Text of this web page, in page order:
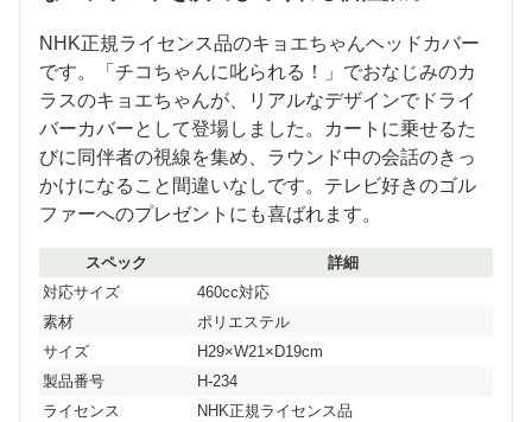
NHK正規ライセンス品のキョエちゃんヘッドカバー
です。「チコちゃんに叱られる！」でおなじみのカ
ラスのキョエちゃんが、リアルなデザインでドライ
バーカバーとして登場しました。カートに乗せるた
びに同伴者の視線を集め、ラウンド中の会話のきっ
かけになること間違いなしです。テレビ好きのゴル
ファーへのプレゼントにも喜ばれます。
スペック
詳細
対応サイズ
460cc対応
素材
ポリエステル
サイズ
H29×W21×D19cm
製品番号
H-234
ライセンス
NHK正規ライセンス品